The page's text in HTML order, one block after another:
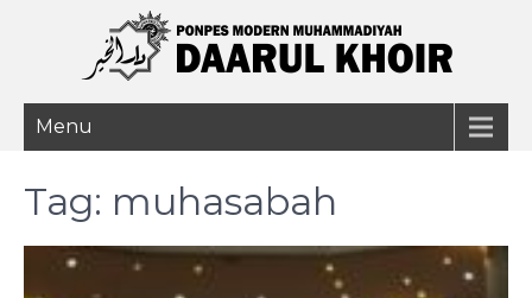
Menu
Tag: muhasabah